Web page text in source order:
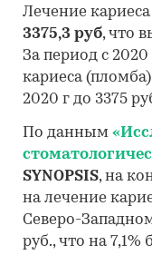
Лечение
3375,3 руб, что
За период с
кариеса
2020 г до 3375
По данным
SYNOPSIS, на
на лечение
Северо-
руб., что на